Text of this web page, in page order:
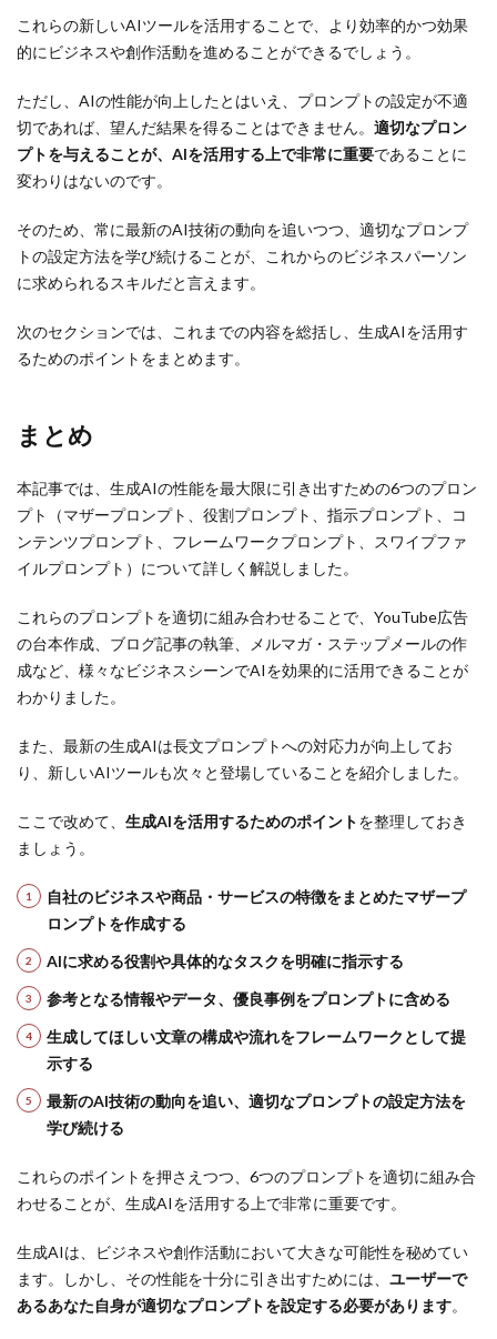
これらの新しいAIツールを活用することで、より効率的かつ効果
的にビジネスや創作活動を進めることができるでしょう。
ただし、AIの性能が向上したとはいえ、プロンプトの設定が不適
切であれば、望んだ結果を得ることはできません。 適切なプロン
プトを与えることが、AIを活用する上で非常に重要であることに
変わりはないのです。
そのため、常に最新のAI技術の動向を追いつつ、適切なプロンプ
トの設定方法を学び続けることが、これからのビジネスパーソン
に求められるスキルだと言えます。
次のセクションでは、これまでの内容を総括し、生成AIを活用す
るためのポイントをまとめます。
まとめ
本記事では、生成AIの性能を最大限に引き出すための6つのプロン
プト（マザープロンプト、役割プロンプト、指示プロンプト、コ
ンテンツプロンプト、フレームワークプロンプト、スワイプファ
イルプロンプト）について詳しく解説しました。
これらのプロンプトを適切に組み合わせることで、YouTube広告
の台本作成、ブログ記事の執筆、メルマガ・ステップメールの作
成など、様々なビジネスシーンでAIを効果的に活用できることが
わかりました。
また、最新の生成AIは長文プロンプトへの対応力が向上してお
り、新しいAIツールも次々と登場していることを紹介しました。
ここで改めて、 生成AIを活用するためのポイントを整理しておき
ましょう。
自社のビジネスや商品・サービスの特徴をまとめたマザープ
ロンプトを作成する
AIに求める役割や具体的なタスクを明確に指示する
参考となる情報やデータ、優良事例をプロンプトに含める
生成してほしい文章の構成や流れをフレームワークとして提
示する
最新のAI技術の動向を追い、適切なプロンプトの設定方法を
学び続ける
これらのポイントを押さえつつ、6つのプロンプトを適切に組み合
わせることが、生成AIを活用する上で非常に重要です。
生成AIは、ビジネスや創作活動において大きな可能性を秘めてい
ます。しかし、その性能を十分に引き出すためには、 ユーザーで
あるあなた自身が適切なプロンプトを設定する必要があります。